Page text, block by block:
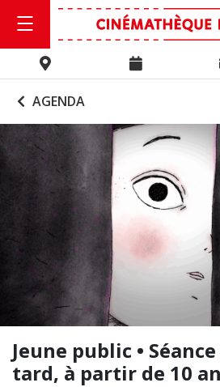
AGENDA
Jeune public •
tard, à partir de 10